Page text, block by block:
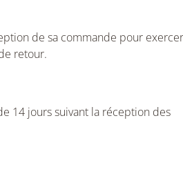
de sa commande pour exercer
retour.
14 jours suivant la réception des